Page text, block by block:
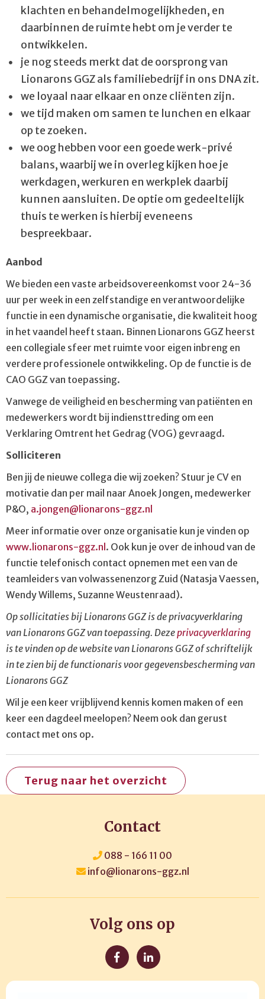
klachten en behandelmogelijkheden, en
daarbinnen de ruimte hebt om je verder te
ontwikkelen.
je nog steeds merkt dat de oorsprong van
Lionarons GGZ als familiebedrijf in ons DNA zit.
we loyaal naar elkaar en onze cliënten zijn.
we tijd maken om samen te lunchen en elkaar
op te zoeken.
we oog hebben voor een goede werk-privé
balans, waarbij we in overleg kijken hoe je
werkdagen, werkuren en werkplek daarbij
kunnen aansluiten. De optie om gedeeltelijk
thuis te werken is hierbij eveneens
bespreekbaar.
Aanbod
We bieden een vaste arbeidsovereenkomst voor 24-36
uur per week in een zelfstandige en verantwoordelijke
functie in een dynamische organisatie, die kwaliteit hoog
in het vaandel heeft staan. Binnen Lionarons GGZ heerst
een collegiale sfeer met ruimte voor eigen inbreng en
verdere professionele ontwikkeling. Op de functie is de
CAO GGZ van toepassing.
Vanwege de veiligheid en bescherming van patiënten en
medewerkers wordt bij indiensttreding om een
Verklaring Omtrent het Gedrag (VOG) gevraagd.
Solliciteren
Ben jij de nieuwe collega die wij zoeken? Stuur je CV en
motivatie dan per mail naar Anoek Jongen, medewerker
P&O, a.jongen@lionarons-ggz.nl
Meer informatie over onze organisatie kun je vinden op
www.lionarons-ggz.nl . Ook kun je over de inhoud van de
functie telefonisch contact opnemen met een van de
teamleiders van volwassenenzorg Zuid (Natasja Vaessen,
Wendy Willems, Suzanne Weustenraad).
Op sollicitaties bij Lionarons GGZ is de privacyverklaring
van Lionarons GGZ van toepassing. Dezeprivacyverklaring
is te vinden op de website van Lionarons GGZ of schriftelijk
in te zien bij de functionaris voor gegevensbescherming van
Lionarons GGZ
Wil je een keer vrijblijvend kennis komen maken of een
keer een dagdeel meelopen? Neem ook dan gerust
contact met ons op.
Terug naar het overzicht
Contact
088 - 166 11 00
info@lionarons-ggz.nl
Volg ons op